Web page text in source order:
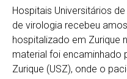
Hospitais Universitários
de virologia recebeu
hospitalizado em Zurique
material foi encaminhado
Zurique (USZ), onde o